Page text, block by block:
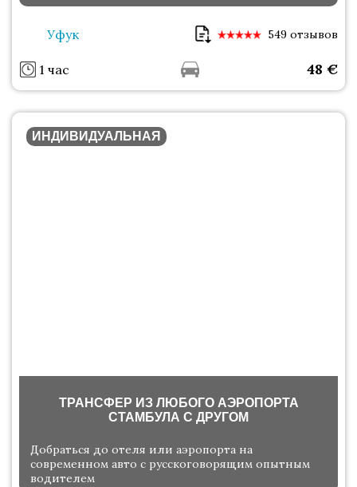
Уфук 549 отзывов
1 час 48 €
ИНДИВИДУАЛЬНАЯ
​​ТРАНСФЕР ИЗ ЛЮБОГО АЭРОПОРТА
СТАМБУЛА С ДРУГОМ
Добраться до отеля или аэропорта на
современном авто с русскоговорящим опытным
водителем